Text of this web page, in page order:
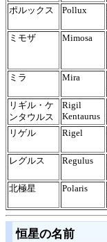
ポルックス Pollux
ミモザ Mimosa
ミラ Mira
リギル・ケ
ンタウルス
Rigil
Kentaurus
リゲル Rigel
レグルス Regulus
北極星 Polaris
恒星の名前